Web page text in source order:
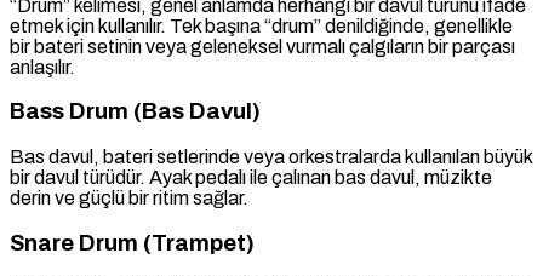
“Drum” kelimesi, genel anlamda herhangi bir davul türünü ifade
etmek için kullanılır. Tek başına “drum” denildiğinde, genellikle
bir bateri setinin veya geleneksel vurmalı çalgıların bir parçası
anlaşılır.
Bass Drum (Bas Davul)
Bas davul, bateri setlerinde veya orkestralarda kullanılan büyük
bir davul türüdür. Ayak pedalı ile çalınan bas davul, müzikte
derin ve güçlü bir ritim sağlar.
Snare Drum (Trampet)